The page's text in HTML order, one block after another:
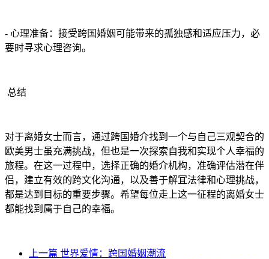
- 心理准备：接受跨国婚姻可能带来的孤独感和适应压力，必
要时寻求心理咨询。
总结
对于离婚女士而言，通过跨国婚介找到一个与自己三观契合的
欧美男士虽充满挑战，但也是一次探索自我和实现个人幸福的
旅程。在这一过程中，选择正确的婚介机构，准确评估潜在伴
侣，建立有效的跨文化沟通，以及善于解冝法律和心理挑战，
都是达到目标的重要步骤。希望每位走上这一征程的离婚女士
都能找到属于自己的幸福。
上一篇 世界爱情：跨国婚姻潮流